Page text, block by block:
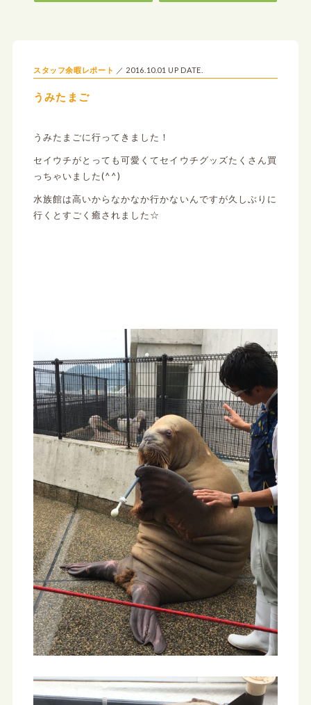
うみたまご
スタッフ余暇レポート 2016.10.01 UP DATE.
うみたまごに行ってきました！
セイウチがとっても可愛くてセイウチグッズたくさん買
っちゃいました(^^)
水族館は高いからなかなか行かないんですが久しぶりに
行くとすごく癒されました☆